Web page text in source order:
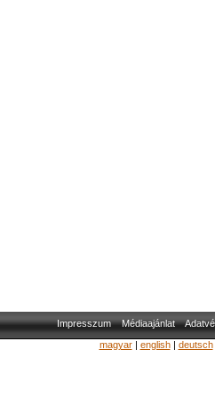
Impresszum Médiaajánlat
magyar| english| deutsch